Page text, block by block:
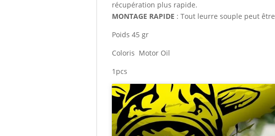
récupération plus rapide.
MONTAGE RAPIDE : Tout leurre souple peut
Poids 45 gr
Coloris Motor Oil
1pcs